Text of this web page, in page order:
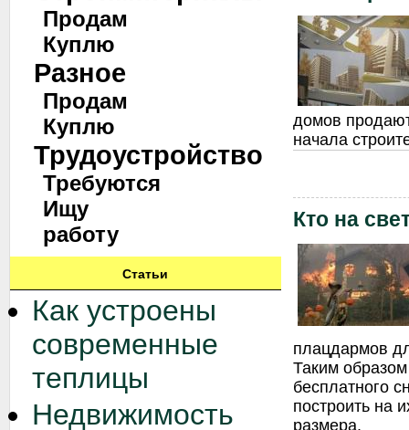
Продам
Куплю
Разное
Продам
Куплю
Трудоустройство
Требуются
Ищу
работу
Статьи
Как устроены
современные
теплицы
Недвижимость
домов
начала
Кто на
плацдармов
Таким
бесплатного
построить на
размера.